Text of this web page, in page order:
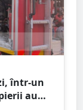
într-un
au